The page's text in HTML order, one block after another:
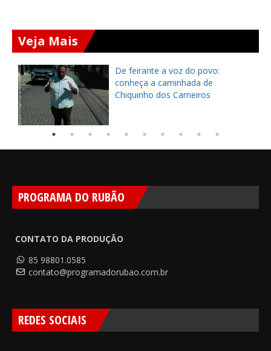
Veja Mais
De feirante a voz do povo:
conheça a caminhada de
Chiquinho dos Carneiros
PROGRAMA DO RUBÃO
CONTATO DA PRODUÇÃO
85 98801.0585
contato@programadorubao.com.br
REDES SOCIAIS